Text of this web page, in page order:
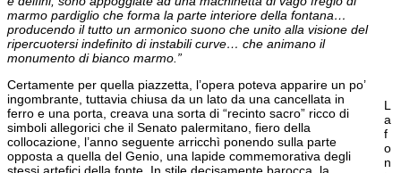
marmo pardiglio che forma la parte interiore della fontana…
producendo il tutto un armonico suono che unito alla visione del
ripercuotersi indefinito di instabili curve… che animano il
monumento di bianco marmo.”
L
a
f
o
n
Certamente per quella piazzetta, l’opera poteva apparire un po’
ingombrante, tuttavia chiusa da un lato da una cancellata in
ferro e una porta, creava una sorta di “recinto sacro” ricco di
simboli allegorici che il Senato palermitano, fiero della
collocazione, l’anno seguente arricchì ponendo sulla parte
opposta a quella del Genio, una lapide commemorativa degli
stessi artefici della fonte. In stile decisamente barocca, la